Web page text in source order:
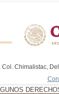
Chimalistac,